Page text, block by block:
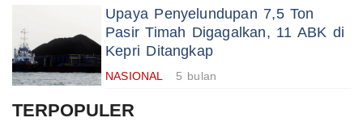
Upaya Penyelundupan 7,5 Ton
Pasir Timah Digagalkan, 11 ABK di
Kepri Ditangkap
NASIONAL 5 bulan
TERPOPULER